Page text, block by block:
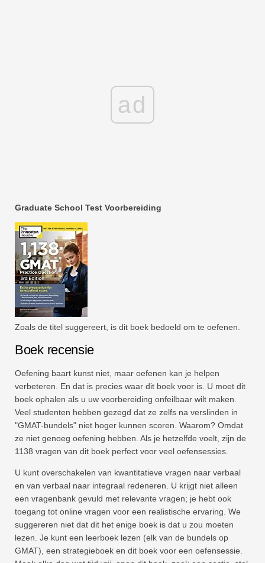
ad
Graduate School Test Voorbereiding
Zoals de titel suggereert, is dit boek bedoeld om te oefenen.
Boek recensie
Oefening baart kunst niet, maar oefenen kan je helpen
verbeteren. En dat is precies waar dit boek voor is. U moet dit
boek ophalen als u uw voorbereiding onfeilbaar wilt maken.
Veel studenten hebben gezegd dat ze zelfs na verslinden in
"GMAT-bundels" niet hoger kunnen scoren. Waarom? Omdat
ze niet genoeg oefening hebben. Als je hetzelfde voelt, zijn de
1138 vragen van dit boek perfect voor veel oefensessies.
U kunt overschakelen van kwantitatieve vragen naar verbaal
en van verbaal naar integraal redeneren. U krijgt niet alleen
een vragenbank gevuld met relevante vragen; je hebt ook
toegang tot online vragen voor een realistische ervaring. We
suggereren niet dat dit het enige boek is dat u zou moeten
lezen. Je kunt een leerboek lezen (elk van de bundels op
GMAT), een strategieboek en dit boek voor een oefensessie.